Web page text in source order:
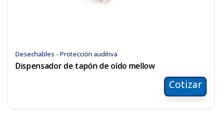
Desechables - Protección auditiva
Dispensador de tapón de oído mellow
Cotizar